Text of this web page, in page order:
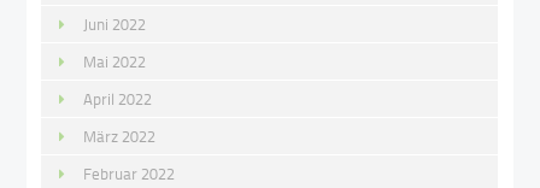
Juni 2022
Mai 2022
April 2022
März 2022
Februar 2022